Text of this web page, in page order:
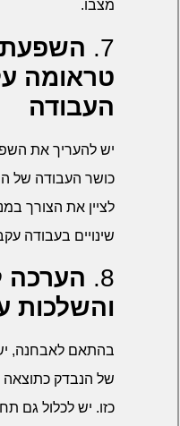
מצבו.
7.
טראומה
העבודה
יש להעריך את
כושר העבודה של
לציין את הצורך
שינויים בעבודה
8.
הערכה
והשלכות
בהתאם לאבחנה,
של הנבדק
כזו. יש לכלול גם